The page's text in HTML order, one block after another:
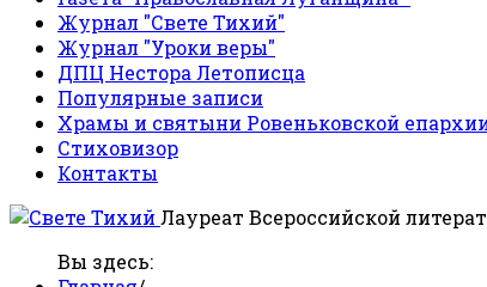
Журнал "Свете Тихий"
Журнал "Уроки веры"
ДПЦ Нестора Летописца
Популярные записи
Храмы и святыни Ровеньковской
Стиховизор
Контакты
Лауреат Всероссийской
Вы здесь: